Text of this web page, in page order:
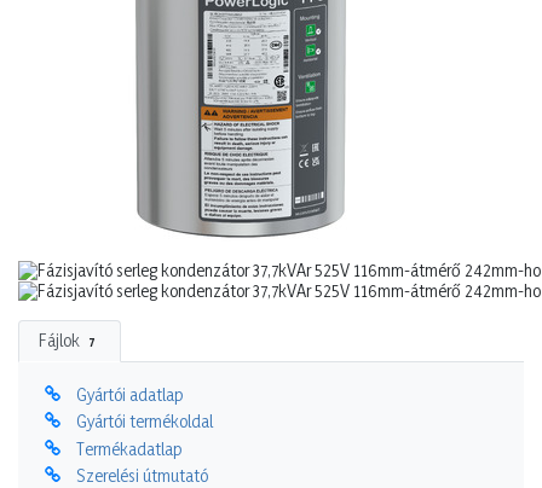
Fájlok 7
Gyártói adatlap
Gyártói termékoldal
Termékadatlap
Szerelési útmutató